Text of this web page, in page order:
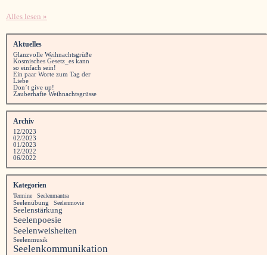
Alles lesen »
Aktuelles
Glanzvolle Weihnachtsgrüße
Kosmisches Gesetz_es kann
so einfach sein!
Ein paar Worte zum Tag der
Liebe
Don’t give up!
Zauberhafte Weihnachtsgrüsse
Archiv
12/2023
02/2023
01/2023
12/2022
06/2022
Kategorien
Termine Seelenmantra
Seelenübung Seelenmovie
Seelenstärkung
Seelenpoesie
Seelenweisheiten
Seelenmusik
Seelenkommunikation